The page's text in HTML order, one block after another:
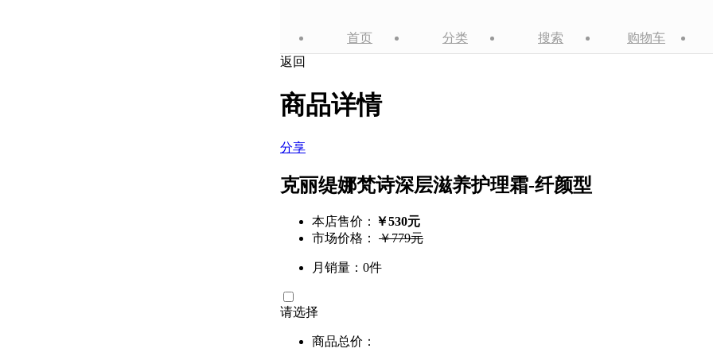
首页 分类 搜索
购物车
返回
商品详情
分享
克丽缇娜梵诗深层滋养护理霜-纤颜型
本店售价： ￥530元
市场价格： ￥779元
月销量：0件
请选择
商品总价：